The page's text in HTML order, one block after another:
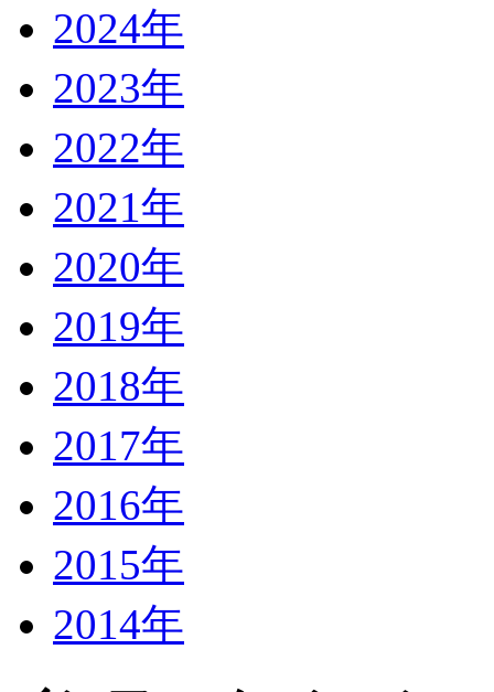
2024年
2023年
2022年
2021年
2020年
2019年
2018年
2017年
2016年
2015年
2014年